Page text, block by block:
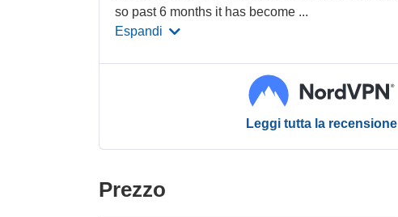
so past 6 months it has become ...
Espandi
Leggi tutta la recensione
Prezzo